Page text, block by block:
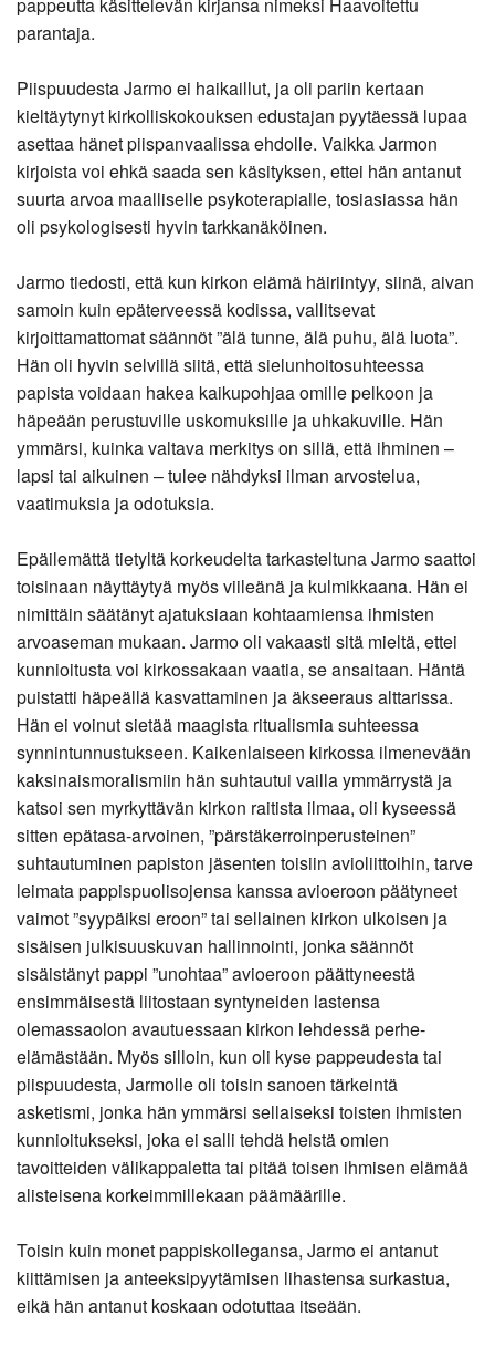
pappeutta käsittelevän kirjansa nimeksi Haavoitettu
parantaja.
Piispuudesta Jarmo ei haikaillut, ja oli pariin kertaan
kieltäytynyt kirkolliskokouksen edustajan pyytäessä lupaa
asettaa hänet piispanvaalissa ehdolle. Vaikka Jarmon
kirjoista voi ehkä saada sen käsityksen, ettei hän antanut
suurta arvoa maalliselle psykoterapialle, tosiasiassa hän
oli psykologisesti hyvin tarkkanäköinen.
Jarmo tiedosti, että kun kirkon elämä häiriintyy, siinä, aivan
samoin kuin epäterveessä kodissa, vallitsevat
kirjoittamattomat säännöt ”älä tunne, älä puhu, älä luota”.
Hän oli hyvin selvillä siitä, että sielunhoitosuhteessa
papista voidaan hakea kaikupohjaa omille pelkoon ja
häpeään perustuville uskomuksille ja uhkakuville. Hän
ymmärsi, kuinka valtava merkitys on sillä, että ihminen –
lapsi tai aikuinen – tulee nähdyksi ilman arvostelua,
vaatimuksia ja odotuksia.
Epäilemättä tietyltä korkeudelta tarkasteltuna Jarmo saattoi
toisinaan näyttäytyä myös viileänä ja kulmikkaana. Hän ei
nimittäin säätänyt ajatuksiaan kohtaamiensa ihmisten
arvoaseman mukaan. Jarmo oli vakaasti sitä mieltä, ettei
kunnioitusta voi kirkossakaan vaatia, se ansaitaan. Häntä
puistatti häpeällä kasvattaminen ja äkseeraus alttarissa.
Hän ei voinut sietää maagista ritualismia suhteessa
synnintunnustukseen. Kaikenlaiseen kirkossa ilmenevään
kaksinaismoralismiin hän suhtautui vailla ymmärrystä ja
katsoi sen myrkyttävän kirkon raitista ilmaa, oli kyseessä
sitten epätasa-arvoinen, ”pärstäkerroinperusteinen”
suhtautuminen papiston jäsenten toisiin avioliittoihin, tarve
leimata pappispuolisojensa kanssa avioeroon päätyneet
vaimot ”syypäiksi eroon” tai sellainen kirkon ulkoisen ja
sisäisen julkisuuskuvan hallinnointi, jonka säännöt
sisäistänyt pappi ”unohtaa” avioeroon päättyneestä
ensimmäisestä liitostaan syntyneiden lastensa
olemassaolon avautuessaan kirkon lehdessä perhe-
elämästään. Myös silloin, kun oli kyse pappeudesta tai
piispuudesta, Jarmolle oli toisin sanoen tärkeintä
asketismi, jonka hän ymmärsi sellaiseksi toisten ihmisten
kunnioitukseksi, joka ei salli tehdä heistä omien
tavoitteiden välikappaletta tai pitää toisen ihmisen elämää
alisteisena korkeimmillekaan päämäärille.
Toisin kuin monet pappiskollegansa, Jarmo ei antanut
kiittämisen ja anteeksipyytämisen lihastensa surkastua,
eikä hän antanut koskaan odotuttaa itseään.